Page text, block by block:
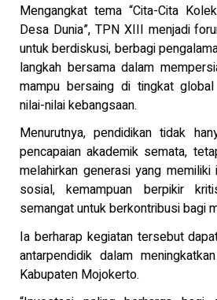
Mengangkat tema “Cita-Cita
Desa Dunia”, TPN XIII menjadi
untuk berdiskusi, berbagi
langkah bersama dalam
mampu bersaing di tingkat
nilai-nilai kebangsaan.
Menurutnya, pendidikan tidak
pencapaian akademik semata,
melahirkan generasi yang
sosial, kemampuan berpikir
semangat untuk berkontribusi bagi
Ia berharap kegiatan tersebut
antarpendidik dalam
Kabupaten Mojokerto.